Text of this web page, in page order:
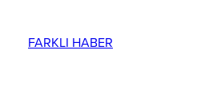
FARKLI HABER